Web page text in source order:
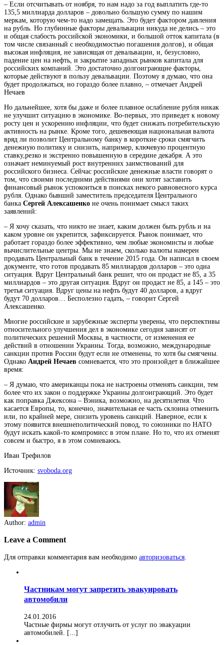
– Если отсчитывать от ноября, то нам надо за год выплатить где-то
135,5 миллиарда долларов – довольно большую сумму по нашим
меркам, которую чем-то надо замещать. Это будет фактором давления
на рубль. Но глубинные факторы девальвации никуда не делись – это
и общая слабость российской экономики, и большой отток капитала (в
том числе связанный с необходимостью погашения долгов), и общая
высокая инфляция, не зависящая от девальвации, и, безусловно,
падение цен на нефть, и закрытие западных рынков капитала для
российских компаний. Это достаточно долгоиграющие факторы,
которые действуют в пользу девальвации. Поэтому я думаю, что она
будет продолжаться, но гораздо более плавно, – отмечает Андрей
Нечаев
Но дальнейшее, хотя бы даже и более плавное ослабление рубля никак
не улучшит ситуацию в экономике. Во-первых, это приведет к новому
росту цен и ускорению инфляции, что будет снижать потребительскую
активность на рынке. Кроме того, дешевеющая национальная валюта
вряд ли позволит Центральному банку в короткие сроки смягчить
денежную политику и снизить, например, ключевую процентную
ставку,резко и экстренно повышенную в середине декабря. А это
означает неминуемый рост внутренних заимствований для
российского бизнеса. Сейчас российские денежные власти говорят о
том, что своими последними действиями они хотят заставить
финансовый рынок успокоиться в поисках некого равновесного курса
рубля. Однако бывший заместитель председателя Центрального
банка Сергей Алексашенко не очень понимает смысл таких
заявлений:
– Я хочу сказать, что никто не знает, каким должен быть рубль и на
каком уровне он укрепится, зафиксируется. Рынок понимает, что
работает гораздо более эффективно, чем любые экономисты и любые
вычислительные центры. Мы не знаем, сколько валюты намерен
продавать Центральный банк в течение 2015 года. Он написал в своем
документе, что готов продавать 85 миллиардов долларов – это одна
ситуация. Вдруг Центральный банк решит, что он продаст не 85, а 35
миллиардов – это другая ситуация. Вдруг он продаст не 85, а 145 – это
третья ситуация. Вдруг цены на нефть будут 40 долларов, а вдруг
будут 70 долларов… Бесполезно гадать, – говорит Сергей
Алексашенко.
Многие российские и зарубежные эксперты уверены, что перспективы
относительного улучшения дел в экономике сегодня зависят от
политических решений Москвы, в частности, от изменения ее
действий в отношении Украины. Тогда, возможно, международные
санкции против России будут если не отменены, то хотя бы смягчены.
Однако Андрей Нечаев сомневается, что это произойдет в ближайшее
время:
– Я думаю, что американцы пока не настроены отменять санкции, тем
более что их закон о поддержке Украины долгоиграющий. Это будет
как поправка Джексона – Вэника, возможно, на десятилетия. Что
касается Европы, то, конечно, значительная ее часть склонна отменить
или, по крайней мере, снизить уровень санкций. Наверное, если к
этому появится внешнеполитический повод, то союзники по НАТО
будут искать какой-то компромисс в этом плане. Но то, что их отменят
совсем и быстро, я в этом сомневаюсь.
Иван Трефилов
Источник: svoboda.org
Author: admin
Leave a Comment
Для отправки комментария вам необходимо авторизоваться
Частникам могут запретить эвакуировать
автомобили
24.01.2016
Частные фирмы могут отлучить от услуг по эвакуации
автомобилей. [...]